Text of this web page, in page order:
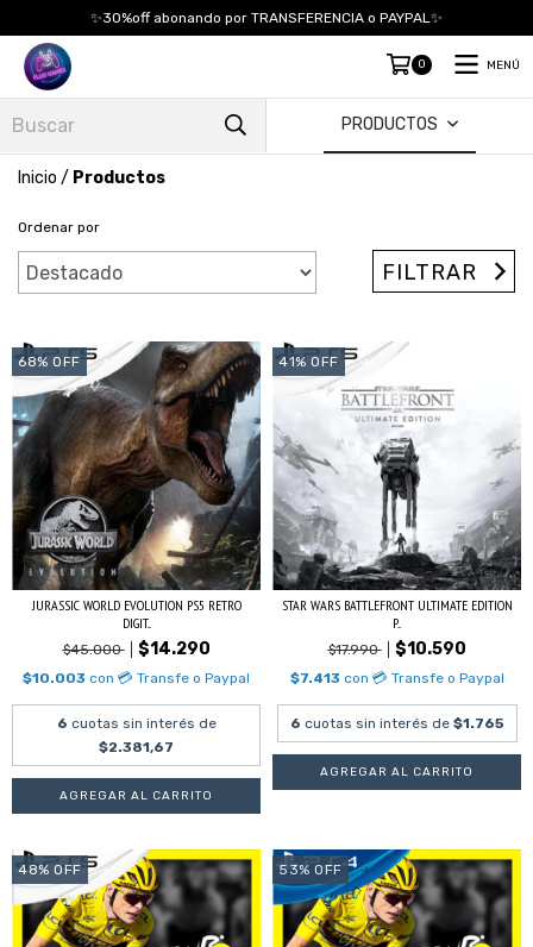
✨30%off abonando por TRANSFERENCIA o PAYPAL✨
0 MENÚ
PRODUCTOS
Inicio / Productos
Ordenar por
FILTRAR
68% OFF
JURASSIC WORLD EVOLUTION PS5 RETRO
DIGIT...
$45.000 $14.290
$10.003 con 💳 Transfe o Paypal
6 cuotas sin interés de
$2.381,67
41% OFF
STAR WARS BATTLEFRONT ULTIMATE EDITION
P...
$17.990 $10.590
$7.413 con 💳 Transfe o Paypal
6 cuotas sin interés de $1.765
48% OFF 53% OFF